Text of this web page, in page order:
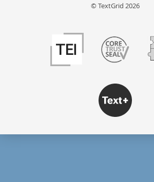
© TextGrid 2026